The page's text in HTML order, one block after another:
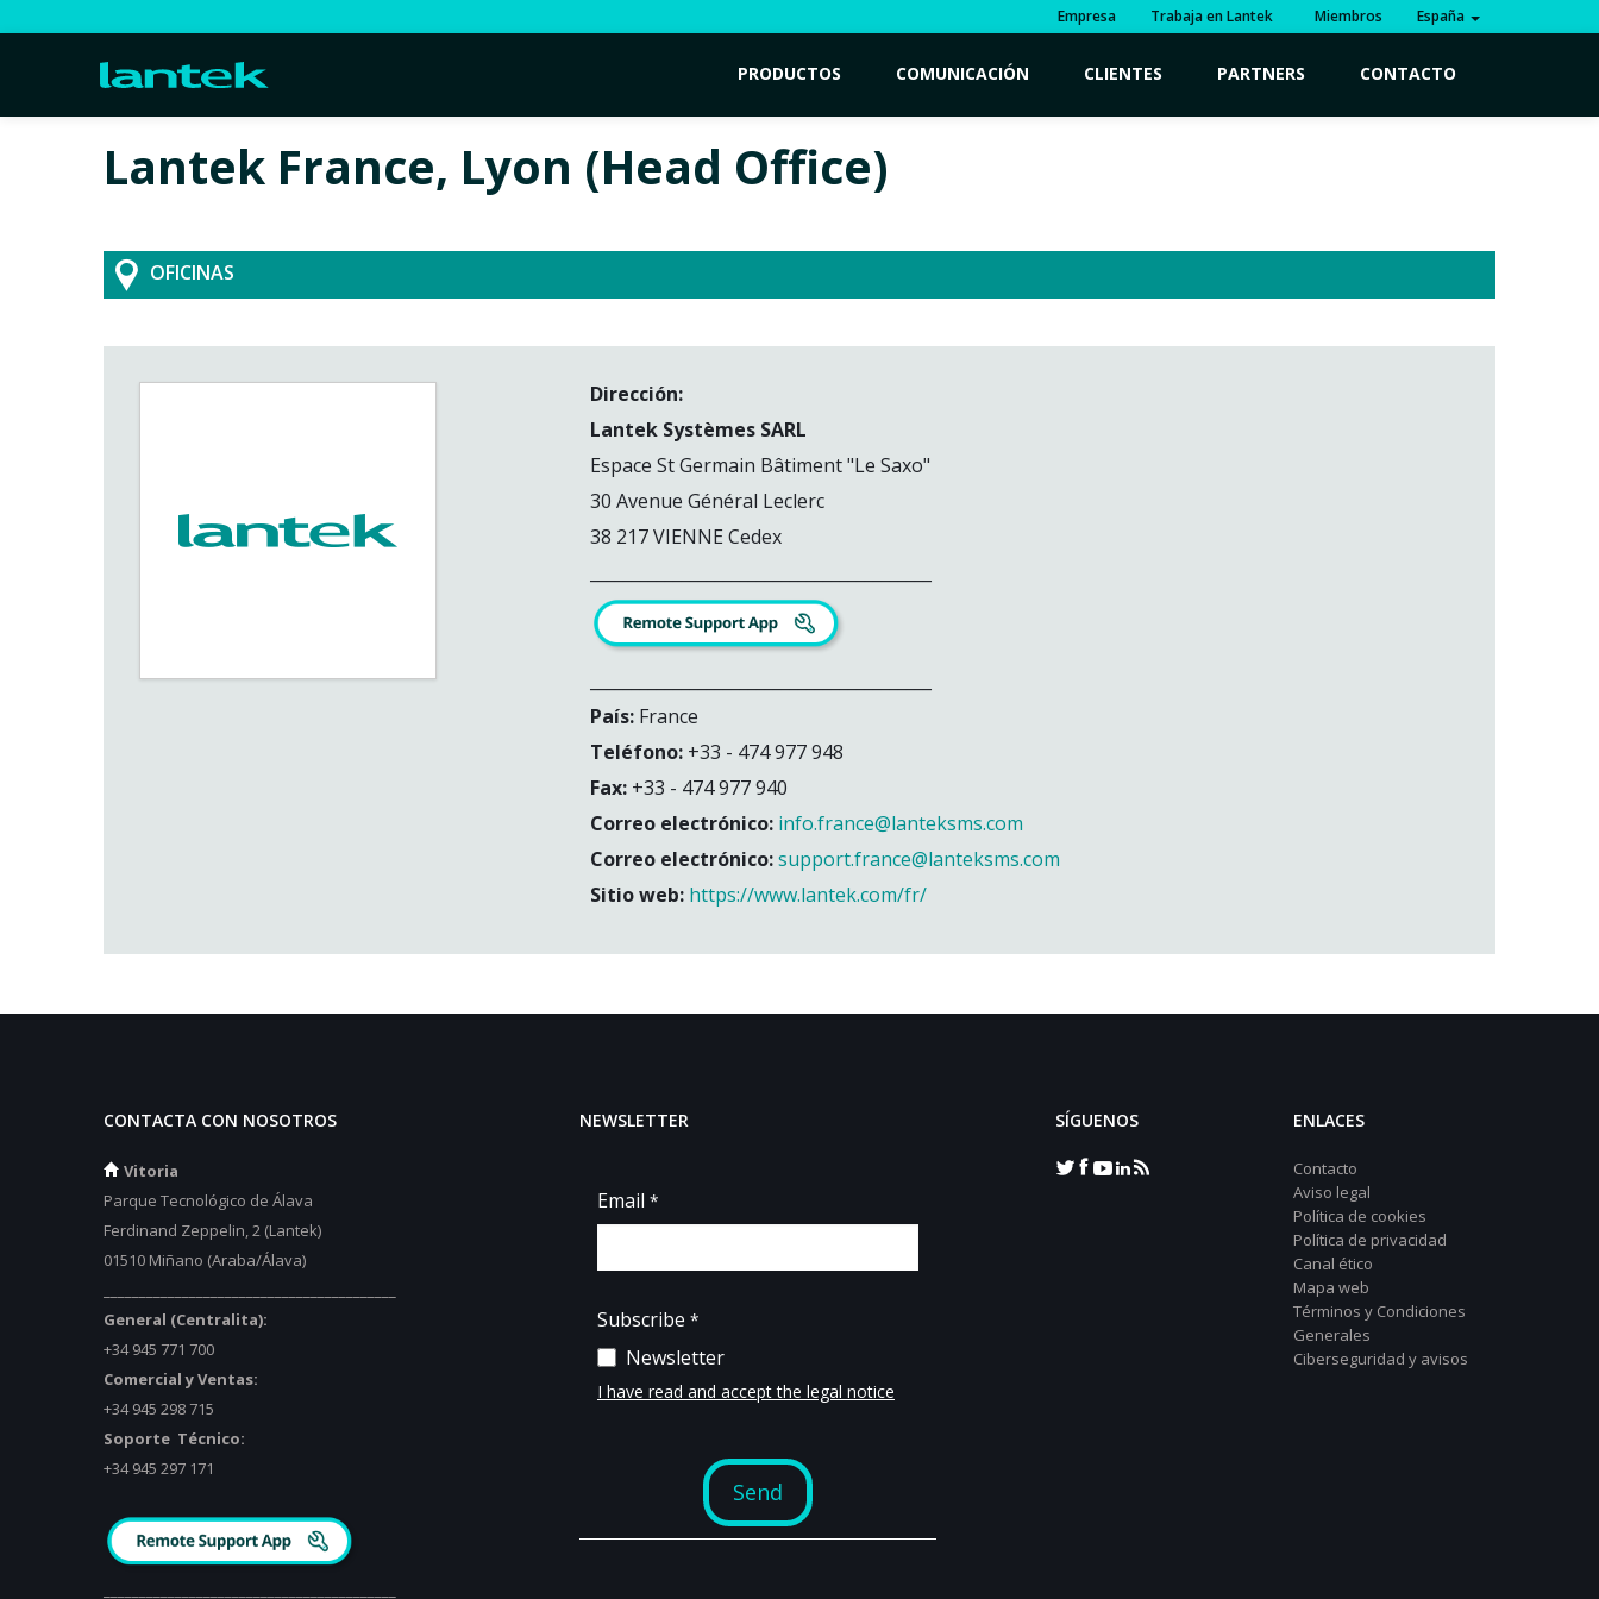
Empresa Trabaja en Lantek Miembros España
PRODUCTOS COMUNICACIÓN CLIENTES PARTNERS CONTACTO
Lantek France, Lyon (Head Office)
OFICINAS
Dirección:
Lantek Systèmes SARL
Espace St Germain Bâtiment "Le Saxo"
30 Avenue Général Leclerc
38 217 VIENNE Cedex
País: France
Teléfono: +33 - 474 977 948
Fax: +33 - 474 977 940
Correo electrónico: info.france@lanteksms.com
Correo electrónico:support.france@lanteksms.com
Sitio web: https://www.lantek.com/fr/
CONTACTA CON NOSOTROS
Vitoria
Parque Tecnológico de Álava
Ferdinand Zeppelin, 2 (Lantek)
01510 Miñano (Araba/Álava)
General (Centralita):
+34 945 771 700
Comercial y Ventas:
+34 945 298 715
Soporte Técnico:
+34 945 297 171
NEWSLETTER SÍGUENOS ENLACES
Contacto
Aviso legal
Política de cookies
Política de privacidad
Canal ético
Mapa web
Términos y Condiciones
Generales
Ciberseguridad y avisos